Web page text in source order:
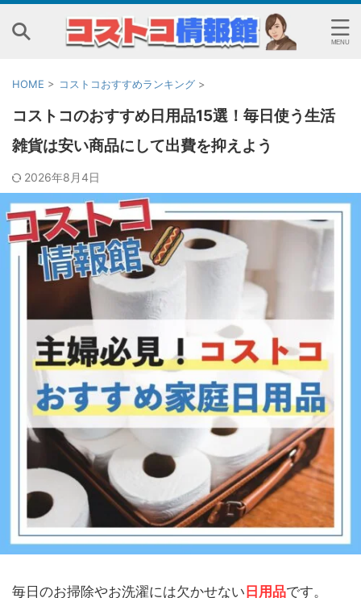
HOME > コストコおすすめランキング >
コストコのおすすめ日用品15選！毎日使う生活
雑貨は安い商品にして出費を抑えよう
2026年8月4日
毎日のお掃除やお洗濯には欠かせない 日用品です。